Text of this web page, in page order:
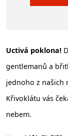
Uctivá poklona!
gentlemanů a
jednoho z našich
Křivoklátu vás
nebem.